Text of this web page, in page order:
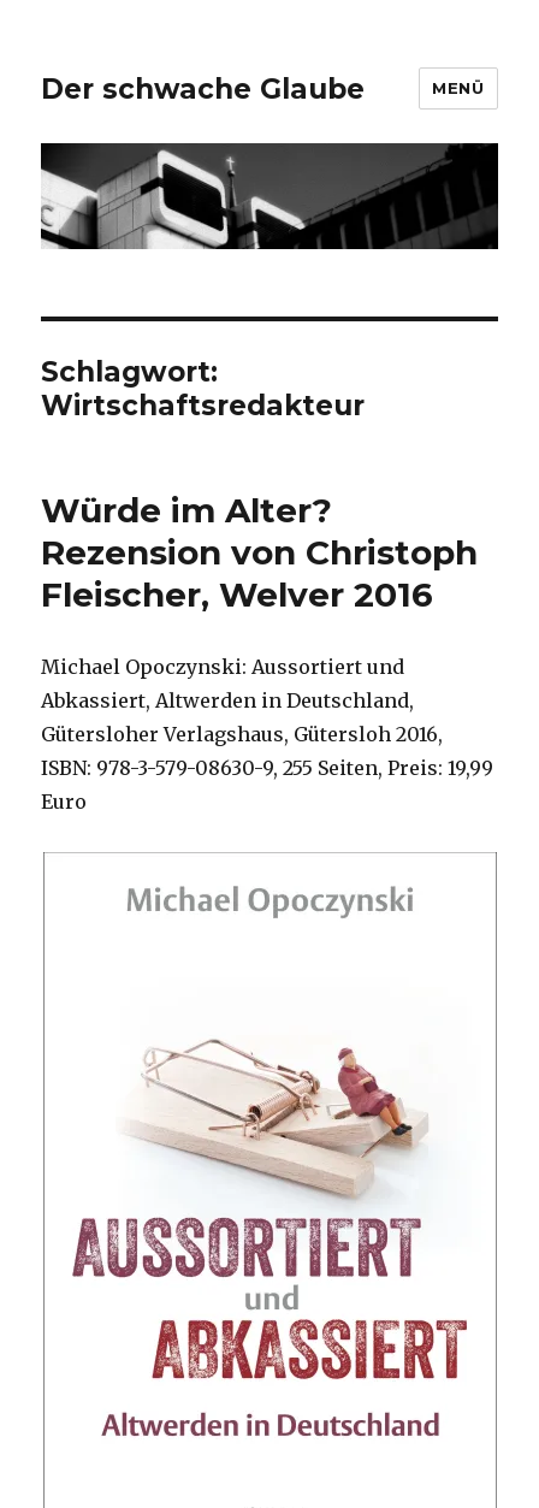
Der schwache Glaube MENÜ
Schlagwort:
Wirtschaftsredakteur
Würde im Alter?
Rezension von Christoph
Fleischer, Welver 2016
Michael Opoczynski: Aussortiert und
Abkassiert, Altwerden in Deutschland,
Gütersloher Verlagshaus, Gütersloh 2016,
ISBN: 978-3-579-08630-9, 255 Seiten, Preis: 19,99
Euro